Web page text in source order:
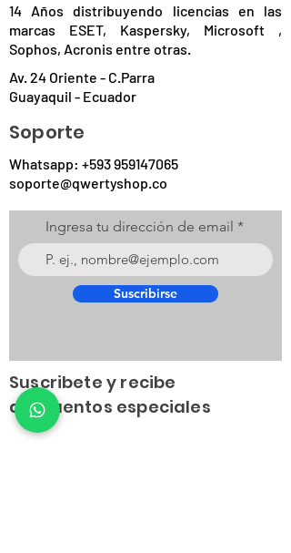
14 Años distribuyendo licencias en las
marcas ESET, Kaspersky, Microsoft ,
Sophos, Acronis entre otras.
Av. 24 Oriente - C.Parra
Guayaquil - Ecuador
Soporte
Whatsapp: +593 959147065
soporte@qwertyshop.co
Ingresa tu dirección de email
Suscribirse
Suscribete y recibe
descuentos especiales